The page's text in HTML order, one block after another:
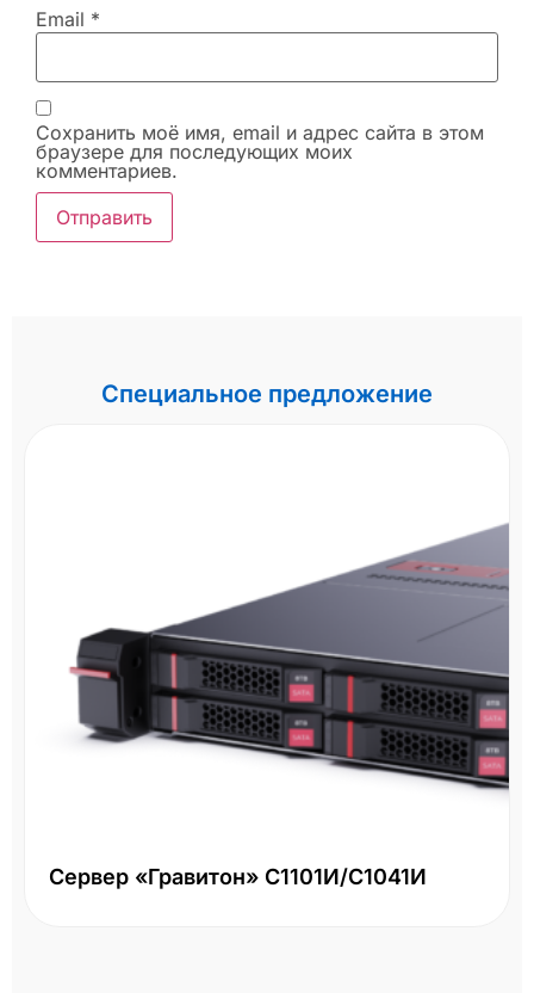
Email *
Сохранить моё имя, email и адрес сайта в этом
браузере для последующих моих
комментариев.
Специальное предложение
С1041И
СХД HPE MSA 2060
LFF
Два контроллера 16Gb